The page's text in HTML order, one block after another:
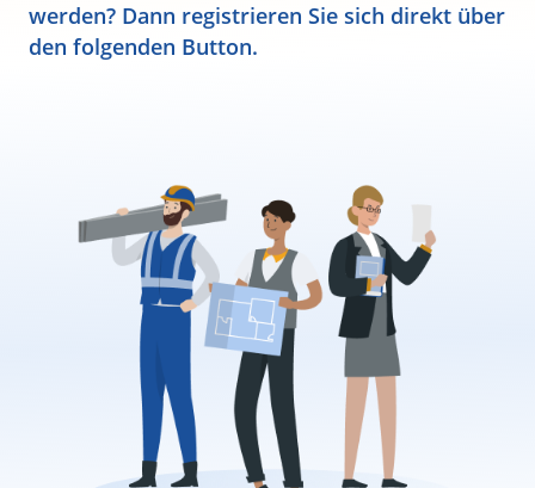
werden? Dann registrieren Sie sich direkt über
den folgenden Button.